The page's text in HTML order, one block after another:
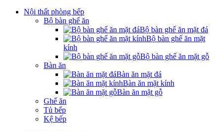
Nội thất phòng bếp
Bộ bàn ghế ăn
Bộ bàn ghế ăn mặt đá
Bộ bàn ghế ăn mặt
kính
Bộ bàn ghế ăn mặt gỗ
Bàn ăn
Bàn ăn mặt đá
Bàn ăn mặt kính
Bàn ăn mặt gỗ
Ghế ăn
Tủ bếp
Kệ bếp